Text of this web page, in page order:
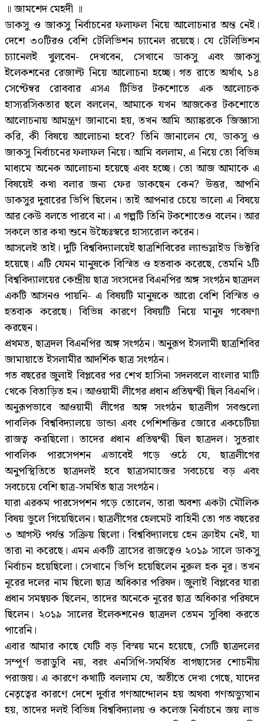
॥ জামশেদ মেহদী ॥
ডাকসু ও জাকসু নির্বাচনের ফলাফল নিয়ে আলোচনার অন্ত নেই।
দেশে ৩০টিরও বেশি টেলিভিশন চ্যানেল রয়েছে। যে টেলিভিশন
চ্যানেলই খুলবেন- দেখবেন, সেখানে ডাকসু এবং জাকসু
ইলেকশনের রেজাল্ট নিয়ে আলোচনা হচ্ছে। গত রাতে অর্থাৎ ১৪
সেপ্টেম্বর রোববার এসএ টিভির টকশোতে এক আলোচক
হাস্যরসিকতার ছলে বললেন, আমাকে যখন আজকের টকশোতে
আলোচনায় আমন্ত্রণ জানানো হয়, তখন আমি অ্যাঙ্করকে জিজ্ঞাসা
করি, কী বিষয়ে আলোচনা হবে? তিনি জানালেন যে, ডাকসু ও
জাকসু নির্বাচনের ফলাফল নিয়ে। আমি বললাম, এ নিয়ে তো বিভিন্ন
মাধ্যমে অনেক আলোচনা হয়েছে এবং হচ্ছে। তো আজ আমাকে এ
বিষয়েই কথা বলার জন্য ফের ডাকছেন কেন? উত্তর, আপনি
ডাকসুর দুবারের ভিপি ছিলেন। তাই আপনার চেয়ে ভালো এ বিষয়ে
আর কেউ বলতে পারবে না। এ গল্পটি তিনি টকশোতেও বলেন। আর
সকলে তার কথা শুনে উচ্চৈঃস্বরে হাস্যরোল করেন।
আসলেই তাই। দুটি বিশ্ববিদ্যালয়েই ছাত্রশিবিরের ল্যান্ডস্লাইড ভিক্টরি
হয়েছে। এটি যেমন মানুষকে বিস্মিত ও হতবাক করেছে, তেমনি ২টি
বিশ্ববিদ্যালয়ের কেন্দ্রীয় ছাত্র সংসদের বিএনপির অঙ্গ সংগঠন ছাত্রদল
একটি আসনও পায়নি- এ বিষয়টি মানুষকে আরো বেশি বিস্মিত ও
হতবাক করেছে। বিভিন্ন কারণে বিষয়টি নিয়ে মানুষ গবেষণা
করছেন।
প্রথমত, ছাত্রদল বিএনপির অঙ্গ সংগঠন। অনুরূপ ইসলামী ছাত্রশিবির
জামায়াতে ইসলামীর আদর্শিক ছাত্র সংগঠন।
গত বছরের জুলাই বিপ্লবের পর শেখ হাসিনা সদলবলে বাংলার মাটি
থেকে বিতাড়িত হন। আওয়ামী লীগের প্রধান প্রতিদ্বন্দ্বী ছিল বিএনপি।
অনুরূপভাবে আওয়ামী লীগের অঙ্গ সংগঠন ছাত্রলীগ সবগুলো
পাবলিক বিশ্ববিদ্যালয়ে ডান্ডা এবং পেশিশক্তির জোরে একচেটিয়া
রাজত্ব করছিলো। তাদের প্রধান প্রতিদ্বন্দ্বী ছিল ছাত্রদল। সুতরাং
পাবলিক পারসেপশন এভাবেই গড়ে ওঠে যে, ছাত্রলীগের
অনুপস্থিতিতে ছাত্রদলই হবে ছাত্রসমাজের সবচেয়ে বড় এবং
সবচেয়ে বেশি ছাত্র-সমর্থিত ছাত্র সংগঠন।
যারা এরকম পারসেপশন গড়ে তোলেন, তারা অবশ্য একটা মৌলিক
বিষয় ভুলে গিয়েছিলেন। ছাত্রলীগের হেলমেট বাহিনী তো গত বছরের
৩ আগস্ট পর্যন্ত সক্রিয় ছিলো। বিশ্ববিদ্যালয়ে হেন ক্রাইম নেই, যা
তারা না করেছে। এমন একটি ত্রাসের রাজত্বেও ২০১৯ সালে ডাকসু
নির্বাচন হয়েছিলো। সেখানে ভিপি হয়েছিলেন নুরুল হক নূর। তখন
নূরের দলের নাম ছিলো ছাত্র অধিকার পরিষদ। জুলাই বিপ্লবের যারা
প্রধান সমন্বয়ক ছিলেন, তাদের অনেকে নূরের ছাত্র অধিকার পরিষদে
ছিলেন। ২০১৯ সালের ইলেকশনেও ছাত্রদল তেমন সুবিধা করতে
পারেনি।
এবার আমার কাছে যেটি বড় বিস্ময় মনে হয়েছে, সেটি ছাত্রদলের
সম্পূর্ণ ভরাডুবি নয়, বরং এনসিপি-সমর্থিত বাগছাসের শোচনীয়
পরাজয়। এ কারণে কথাটি বললাম যে, অতীতে দেখা গেছে, যাদের
নেতৃত্বের কারণে দেশে দুর্বার গণআন্দোলন হয় অথবা গণঅভ্যুত্থান
হয়, তাদের দলই বিভিন্ন বিশ্ববিদ্যালয় ও কলেজ নির্বাচনে জয় লাভ